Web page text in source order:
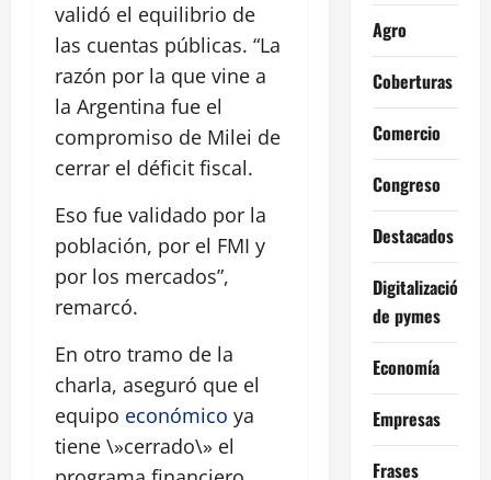
validó el equilibrio de
las cuentas públicas. “La
razón por la que vine a
la Argentina fue el
compromiso de Milei de
cerrar el déficit fiscal.
Eso fue validado por la
población, por el FMI y
por los mercados”,
remarcó.
En otro tramo de la
charla, aseguró que el
equipo económico ya
tiene \»cerrado\» el
Agro
Coberturas
Comercio
Congreso
Destacados
Digitalización
de pymes
Economía
Empresas
Frases